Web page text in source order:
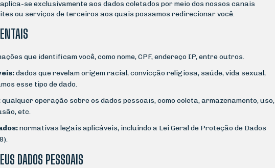
se exclusivamente aos dados coletados por meio dos nossos canais
ou serviços de terceiros aos quais possamos redirecionar você.
que identificam você, como nome, CPF, endereço IP, entre outros.
dados que revelam origem racial, convicção religiosa, saúde, vida sexual,
esse tipo de dado.
qualquer operação sobre os dados pessoais, como coleta, armazenamento, uso,
etc.
normativas legais aplicáveis, incluindo a Lei Geral de Proteção de Dados
DADOS PESSOAIS